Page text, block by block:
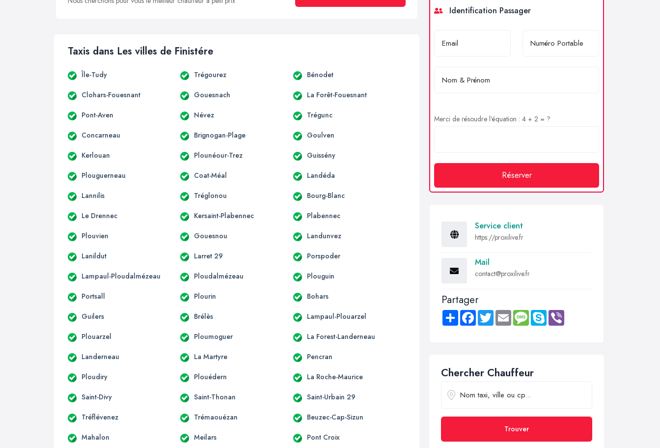
Taxis dans Les villes de Finistére
Île-Tudy Trégourez Bénodet
Clohars-Fouesnant Gouesnach La Forêt-Fouesnant
Pont-Aven Névez Trégunc
Concarneau Brignogan-Plage Goulven
Kerlouan Plounéour-Trez Guissény
Plouguerneau Coat-Méal Landéda
Lannilis Tréglonou Bourg-Blanc
Le Drennec Kersaint-Plabennec Plabennec
Plouvien Gouesnou Landunvez
Lanildut Larret 29 Porspoder
Lampaul-Ploudalmézeau Ploudalmézeau Plouguin
Portsall Plourin Bohars
Guilers Brélès Lampaul-Plouarzel
Plouarzel Ploumoguer La Forest-Landerneau
Landerneau La Martyre Pencran
Ploudiry Plouédern La Roche-Maurice
Saint-Divy Saint-Thonan Saint-Urbain 29
Tréflévenez Trémaouézan Beuzec-Cap-Sizun
Mahalon Meilars Pont Croix
Identification Passager
Merci de résoudre l'équation : 4 + 2 = ?
Réserver
Service client
https://proxilive.fr
Mail
contact@proxilive.fr
Partager
Share FacebookTwitter Email MessageSkype
Chercher Chauffeur
Trouver